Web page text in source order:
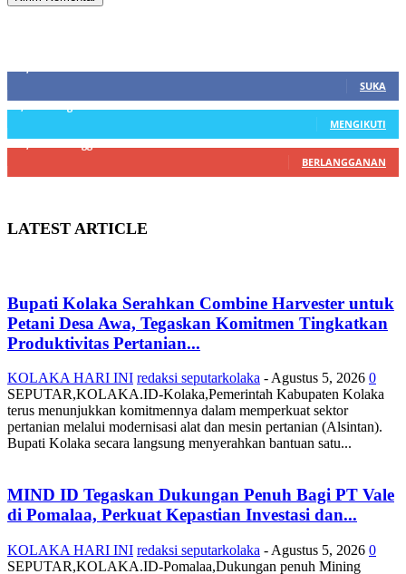
SUKA
MENGIKUTI
BERLANGGANAN
LATEST ARTICLE
Bupati Kolaka Serahkan Combine Harvester untuk
Petani Desa Awa, Tegaskan Komitmen Tingkatkan
Produktivitas Pertanian...
KOLAKA HARI INI redaksi seputarkolaka - Agustus 5, 2026 0
SEPUTAR,KOLAKA.ID-Kolaka,Pemerintah Kabupaten Kolaka
terus menunjukkan komitmennya dalam memperkuat sektor
pertanian melalui modernisasi alat dan mesin pertanian (Alsintan).
Bupati Kolaka secara langsung menyerahkan bantuan satu...
MIND ID Tegaskan Dukungan Penuh Bagi PT Vale
di Pomalaa, Perkuat Kepastian Investasi dan...
KOLAKA HARI INI redaksi seputarkolaka - Agustus 5, 2026 0
SEPUTAR,KOLAKA.ID-Pomalaa,Dukungan penuh Mining